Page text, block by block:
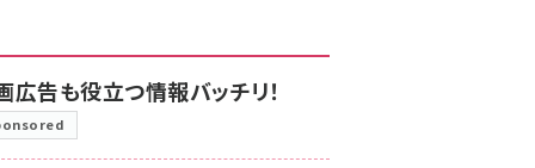
広告も役立つ情報バッチリ！